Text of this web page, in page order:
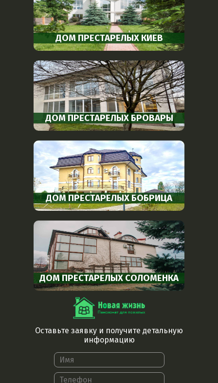
ДОМ ПРЕСТАРЕЛЫХ КИЕВ
ДОМ ПРЕСТАРЕЛЫХ БРОВАРЫ
ДОМ ПРЕСТАРЕЛЫХ БОБРИЦА
ДОМ ПРЕСТАРЕЛЫХ СОЛОМЕНКА
Оставьте заявку и получите детальную
информацию